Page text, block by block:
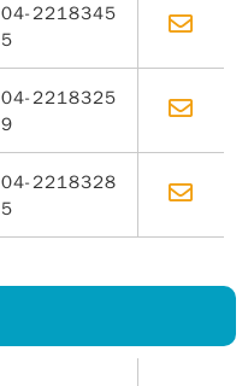
04-2218345
5
04-2218325
9
04-2218328
5